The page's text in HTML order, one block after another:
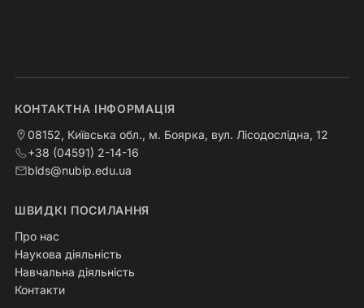
КОНТАКТНА ІНФОРМАЦІЯ
08152, Київська обл., м. Боярка, вул. Лісодослідна, 12
+38 (04591) 2-14-16
blds@nubip.edu.ua
ШВИДКІ ПОСИЛАННЯ
Про нас
Наукова діяльність
Навчальна діяльність
Контакти